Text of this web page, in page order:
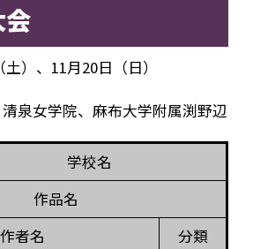
）、11月20日（日）
泉女学院、麻布大学附属渕野辺
学校名
作品名
作者名
分類